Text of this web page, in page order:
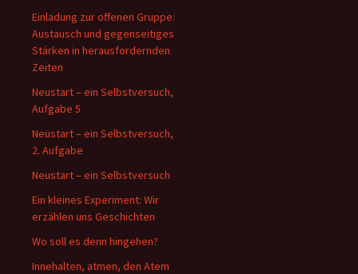
Einladung zur offenen Gruppe:
Austausch und gegenseitiges
Stärken in herausfordernden
Zeiten
Neustart – ein Selbstversuch,
Aufgabe 5
Neustart – ein Selbstversuch,
2. Aufgabe
Neustart – ein Selbstversuch
Ein kleines Experiment: Wir
erzählen uns Geschichten
Wo soll es denn hingehen?
Innehalten, atmen, den Atem